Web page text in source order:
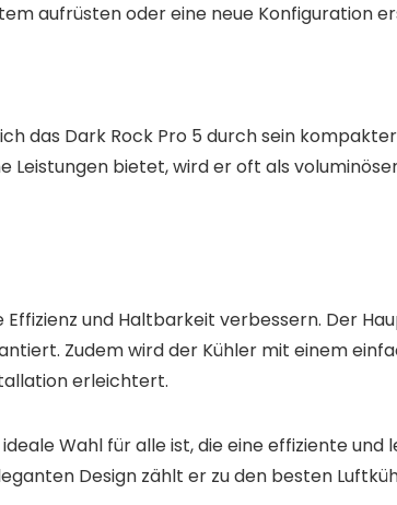
aufrüsten oder eine neue Konfiguration
das Dark Rock Pro 5 durch sein
bietet, wird er oft als
und Haltbarkeit verbessern. Der
Zudem wird der Kühler mit einem
erleichtert.
Wahl für alle ist, die eine effiziente und
Design zählt er zu den besten